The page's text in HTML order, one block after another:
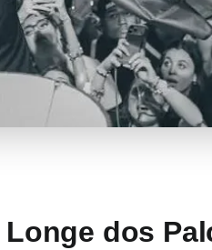
dos